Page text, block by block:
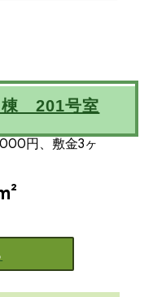
棟 201号室
円、敷金3ヶ